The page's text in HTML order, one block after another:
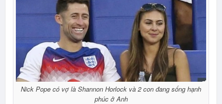
Nick Pope có vợ là Shannon Horlock và 2 con đang sống hạnh
phúc ở Anh